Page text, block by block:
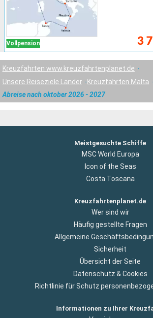
Vollpension 3
Kreuzfahrten www.kreuzfahrtenplanet.de
Unsere Reiseziele Länder
Kreuzfahrten Malta
Abreise nach oktober 2026 - 2027
Meistgesuchte Schiffe
MSC World Europa
Icon of the Seas
Costa Toscana
Kreuzfahrtenplanet.de
Wer sind wir
Häufig gestellte Fragen
Allgemeine
Sicherheit
Übersicht der Seite
Datenschutz & Cookies
Richtlinie für Schutz
Informationen zu Ihrer